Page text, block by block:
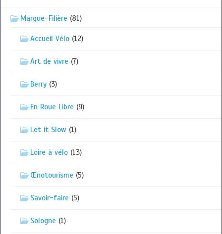
Marque-Filière (81)
Accueil Vélo (12)
Art de vivre (7)
Berry (3)
En Roue Libre (9)
Let it Slow (1)
Loire à vélo (13)
Œnotourisme (5)
Savoir-faire (5)
Sologne (1)